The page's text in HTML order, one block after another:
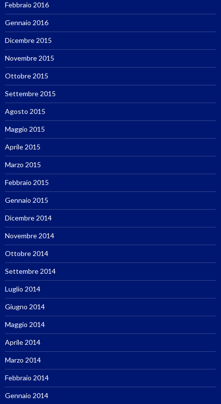
Febbraio 2016
Gennaio 2016
Dicembre 2015
Novembre 2015
Ottobre 2015
Settembre 2015
Agosto 2015
Maggio 2015
Aprile 2015
Marzo 2015
Febbraio 2015
Gennaio 2015
Dicembre 2014
Novembre 2014
Ottobre 2014
Settembre 2014
Luglio 2014
Giugno 2014
Maggio 2014
Aprile 2014
Marzo 2014
Febbraio 2014
Gennaio 2014